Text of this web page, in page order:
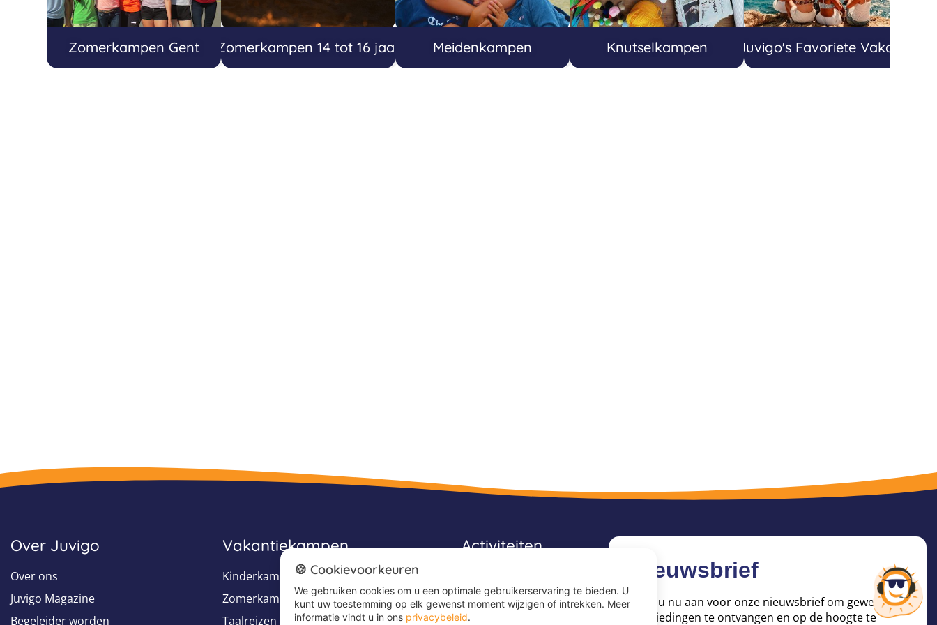
Zomerkampen Gent Zomerkampen 14 tot 16 jaar Meidenkampen Knutselkampen Juvigo's Favoriete Vakanties
Over Juvigo
Over ons
Juvigo Magazine
Begeleider worden
Vakantiekampen
Kinderkampen
Zomerkampen
Taalreizen
Activiteiten
Game kampen
Ponykampen
Nieuwsbrief
Meld u nu aan voor onze nieuwsbrief om geweldige
aanbiedingen te ontvangen en op de hoogte te
🍪 Cookievoorkeuren
We gebruiken cookies om u een optimale gebruikerservaring te bieden. U
kunt uw toestemming op elk gewenst moment wijzigen of intrekken. Meer
informatie vindt u in ons privacybeleid.